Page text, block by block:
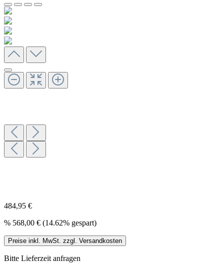
484,95 €
% 568,00 € (14.62% gespart)
Preise inkl. MwSt. zzgl. Versandkosten
Bitte Lieferzeit anfragen